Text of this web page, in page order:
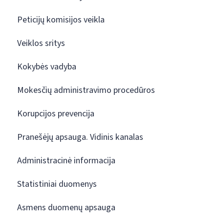
Peticijų komisijos veikla
Veiklos sritys
Kokybės vadyba
Mokesčių administravimo procedūros
Korupcijos prevencija
Pranešėjų apsauga. Vidinis kanalas
Administracinė informacija
Statistiniai duomenys
Asmens duomenų apsauga